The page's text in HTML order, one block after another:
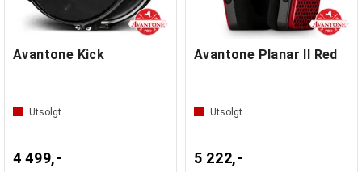
Avantone Kick
Utsolgt
4 499,-
Avantone Planar II Red
Utsolgt
5 222,-